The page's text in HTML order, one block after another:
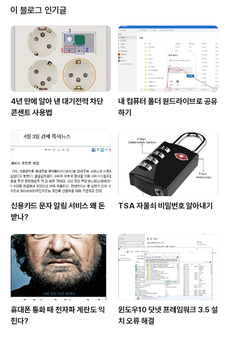
대 터 아파트 개발 그리고 해양신도시 아파트 및 오피스텔
개발과 함께 가포지구와 진해 장천기구에 대규모 기업형
임대주택지구 지정제안서를 냈습니다. 지난 3월 10일 (주)
부영이 경남도에 제출한 제안서에 따르면, 마산합포구 옛
한국철강터 뒤쪽 국립 결행병원과 MBC송신탑, 시내버스
차고지 일대 46만 3000㎡(14만평)..
이 블로그 인기글
4년 만에 알아 낸 대기전력 차단
콘센트 사용법
내 컴퓨터 폴더 원드라이브로 공유
하기
신용카드 문자 알림 서비스 왜 돈
받나?
TSA 자물쇠 비밀번호 알아내기
휴대폰 통화 때 전자파 계란도 익
힌다?
윈도우10 닷넷 프레임워크 3.5 설
치 오류 해결